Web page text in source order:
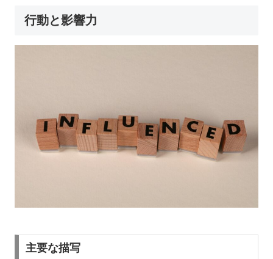
行動と影響力
主要な描写